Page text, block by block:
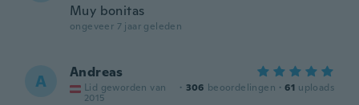
Muy bonitas
ongeveer 7 jaar geleden
A Andreas
Lid geworden van
2015
· 306 beoordelingen · 61 uploads